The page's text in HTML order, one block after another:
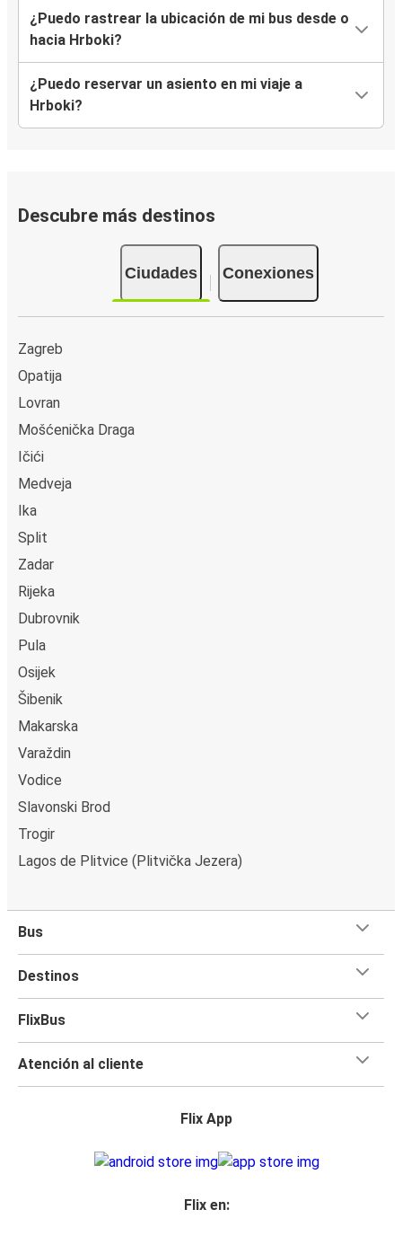
¿Puedo rastrear la ubicación de mi bus desde o
hacia Hrboki?
¿Puedo reservar un asiento en mi viaje a
Hrboki?
Descubre más destinos
Ciudades Conexiones
Zagreb
Opatija
Lovran
Mošćenička Draga
Ičići
Medveja
Ika
Split
Zadar
Rijeka
Dubrovnik
Pula
Osijek
Šibenik
Makarska
Varaždin
Vodice
Slavonski Brod
Trogir
Lagos de Plitvice (Plitvička Jezera)
Bus
Destinos
FlixBus
Atención al cliente
Flix App
Flix en: